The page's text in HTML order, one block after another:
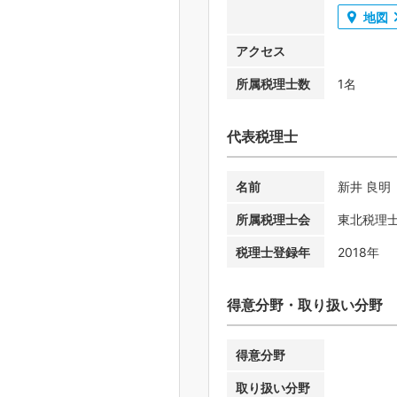
地図
アクセス
所属税理士数 1名
代表税理士
名前 新井 良明
所属税理士会 東北税理
税理士登録年 2018年
得意分野・取り扱い分野
得意分野
取り扱い分野